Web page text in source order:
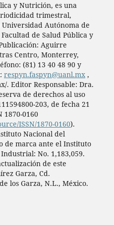
y Nutrición, es una
trimestral,
Autónoma de
de Salud Pública y
Aguirre
Centro, Monterrey,
(81) 13 40 48 90 y
respyn.faspyn@uanl.mx,
. Editor Responsable: Dra.
de derechos al uso
203, de fecha 21
1870-0160
ISSN/1870-0160).
Nacional del
de marca ante el Instituto
No. 1,183,059.
de este
Garza, Cd.
los Garza, N.L., México.